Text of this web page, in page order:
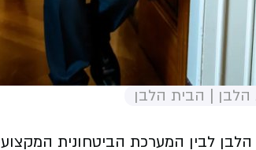
הלבן | הבית הלבן
הלבן לבין המערכת הביטחונית